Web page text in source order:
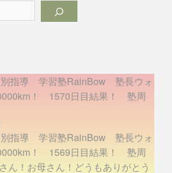
指導 学習塾RainBow 塾長ウォ
！ 1570日目結果！ 塾周
指導 学習塾RainBow 塾長ウォ
！ 1569日目結果！ 塾周
！お母さん！どうもありがとう